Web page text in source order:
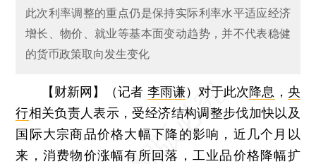
此次利率调整的重点仍是保持实际利率水平适应经济
增长、物价、就业等基本面变动趋势，并不代表稳健
的货币政策取向发生变化
【财新网】（记者 李雨谦） 对于此次降息 ， 央
行相关负责人表示，受经济结构调整步伐加快以及
国际大宗商品价格大幅下降的影响，近几个月以
来，消费物价涨幅有所回落，工业品价格降幅扩